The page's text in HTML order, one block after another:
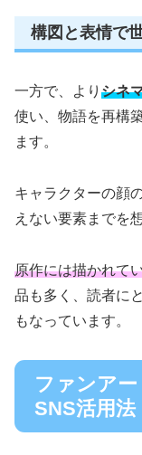
構図と表情で
一方で、より シネ
使い、物語を再構
ます。
キャラクターの顔
えない要素までを
原作には描かれて
品も多く、読者に
もなっています。
ファンア
SNS活用法